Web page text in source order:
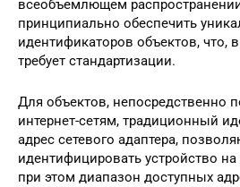
всеобъемлющем
принципиально обеспечить
идентификаторов объектов, что,
требует стандартизации.
Для объектов, непосредственно
интернет-сетям, традиционный
адрес сетевого адаптера,
идентифицировать устройство
при этом диапазон доступных